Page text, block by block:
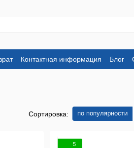
Контактная информация Блог
Сортировка: по популярности
5